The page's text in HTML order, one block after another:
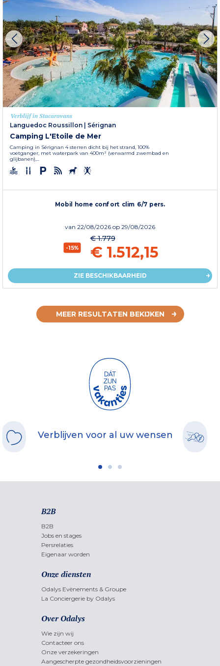
Verblijf in Stacaravans
Languedoc Roussillon | Sérignan
Camping L'Etoile de Mer
Camping in Sérignan 4 sterren dicht bij het strand, 100%
voetganger, met waterpark van 400m² (verwarmd zwembad en
glijbanen),...
Mobil home confort clim 6/7 pers.
van 22/08/2026 op 29/08/2026
-15%
€ 1.779
€ 1.512,15
ZIE BESCHIKBAARHEID
MEER RESULTATEN BEKIJKEN
Verblijven voor al uw wensen
B2B
B2B
Jobs en stages
Persrelaties
Eigenaar worden
Onze diensten
Odalys Evènements & Groupe
La Conciergerie by Odalys
Over Odalys
Wie zijn wij
Contacteer ons
Onze verzekeringen
Aangescherpte gezondheidsvoorzieningen